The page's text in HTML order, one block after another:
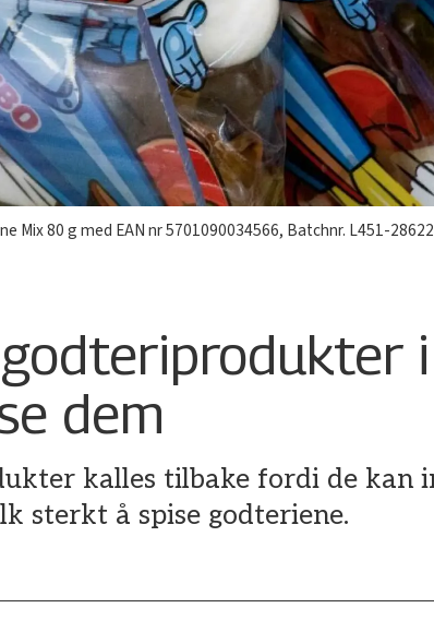
Mix 80 g med EAN nr 5701090034566, Batchnr. L451-
i
dem
kalles tilbake fordi de kan
sterkt å spise godteriene.